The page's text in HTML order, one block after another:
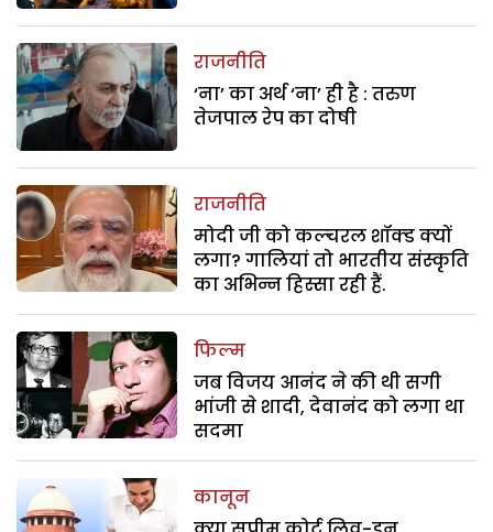
राजनीति
‘ना’ का अर्थ ‘ना’ ही है : तरुण
तेजपाल रेप का दोषी
राजनीति
मोदी जी को कल्चरल शॉक्ड क्यों
लगा? गालियां तो भारतीय संस्कृति
का अभिन्न हिस्सा रही हैं.
फिल्म
जब विजय आनंद ने की थी सगी
भांजी से शादी, देवानंद को लगा था
सदमा
कानून